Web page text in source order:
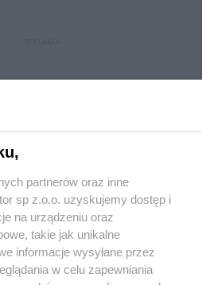
partnerów oraz inne
sp z.o.o. uzyskujemy dostęp i
na urządzeniu oraz
takie jak unikalne
informacje wysyłane przez
w celu zapewniania